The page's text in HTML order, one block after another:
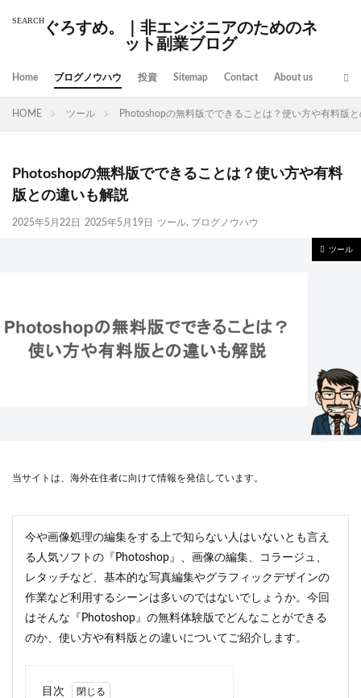
ぐろすめ。｜非エンジニアのためのネ
ット副業ブログ
Home ブログノウハウ 投資 Sitemap Contact About us
HOME ツール Photoshopの無料版でできることは？使い方や有料版
Photoshopの無料版でできることは？使い方や有料
版との違いも解説
2025年5月22日 2025年5月19日 ツール, ブログノウハウ
ツール
当サイトは、海外在住者に向けて情報を発信しています。
今や画像処理の編集をする上で知らない人はいないとも言え
る人気ソフトの『Photoshop』、画像の編集、コラージュ、
レタッチなど、基本的な写真編集やグラフィックデザインの
作業など利用するシーンは多いのではないでしょうか。今回
はそんな『Photoshop』の無料体験版でどんなことができる
のか、使い方や有料版との違いについてご紹介します。
目次